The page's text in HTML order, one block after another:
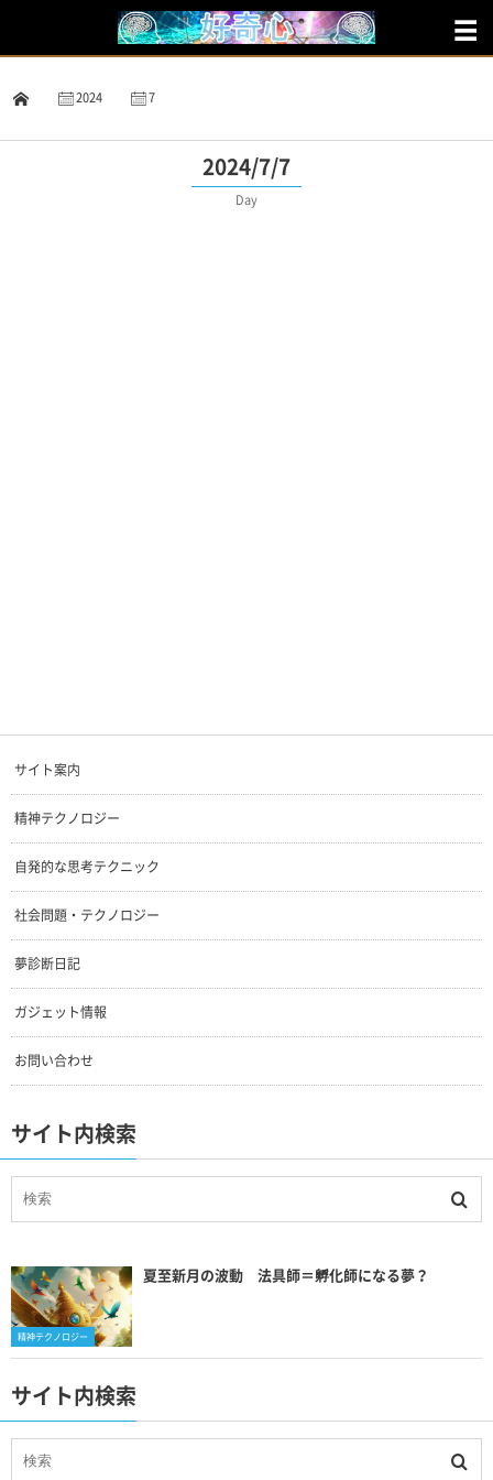
2024 7
2024/7/7
Day
サイト案内
精神テクノロジー
自発的な思考テクニック
社会問題・テクノロジー
夢診断日記
ガジェット情報
お問い合わせ
サイト内検索
精神テクノロジー
夏至新月の波動 法具師＝孵化師になる夢？
サイト内検索